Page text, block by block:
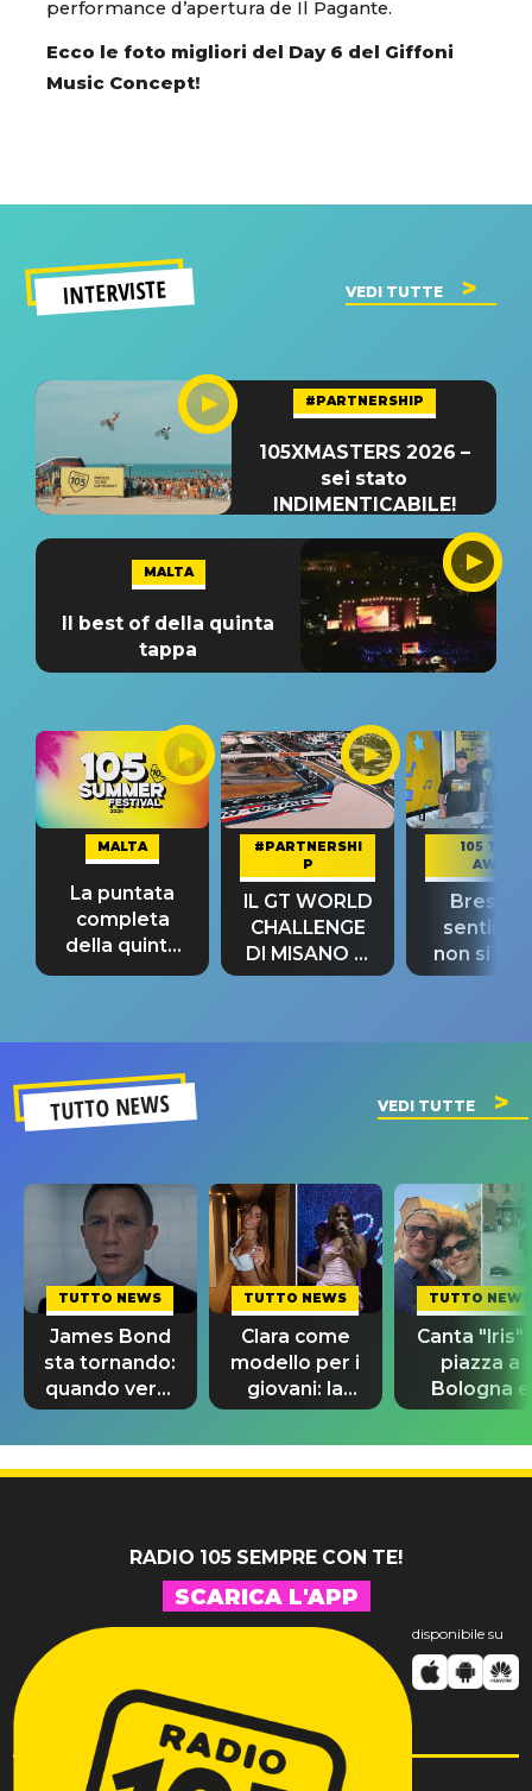
performance d’apertura de Il Pagante.
Ecco le foto migliori del Day 6 del Giffoni
Music Concept!
INTERVISTE VEDI TUTTE
#PARTNERSHIP
105XMASTERS 2026 –
sei stato
INDIMENTICABILE!
MALTA
Il best of della quinta
tappa
MALTA
La puntata
completa
della quinta
tappa
#PARTNERSHI
P
IL GT WORLD
CHALLENGE
DI MISANO si
riconferma
105 TAKE
AWAY
Bresh:
non si
fino alla
TUTTO NEWS VEDI TUTTE
TUTTO NEWS
James Bond
sta tornando:
quando verrà
svelato il
nuovo 007
TUTTO NEWS
Clara come
modello per i
giovani: la
dedica
dell'ex
professore
TUTTO NEWS
Canta "Iris"
piazza a
Bologna e
spunta
Antonacci
RADIO 105 SEMPRE CON TE!
SCARICA L'APP
disponibile su